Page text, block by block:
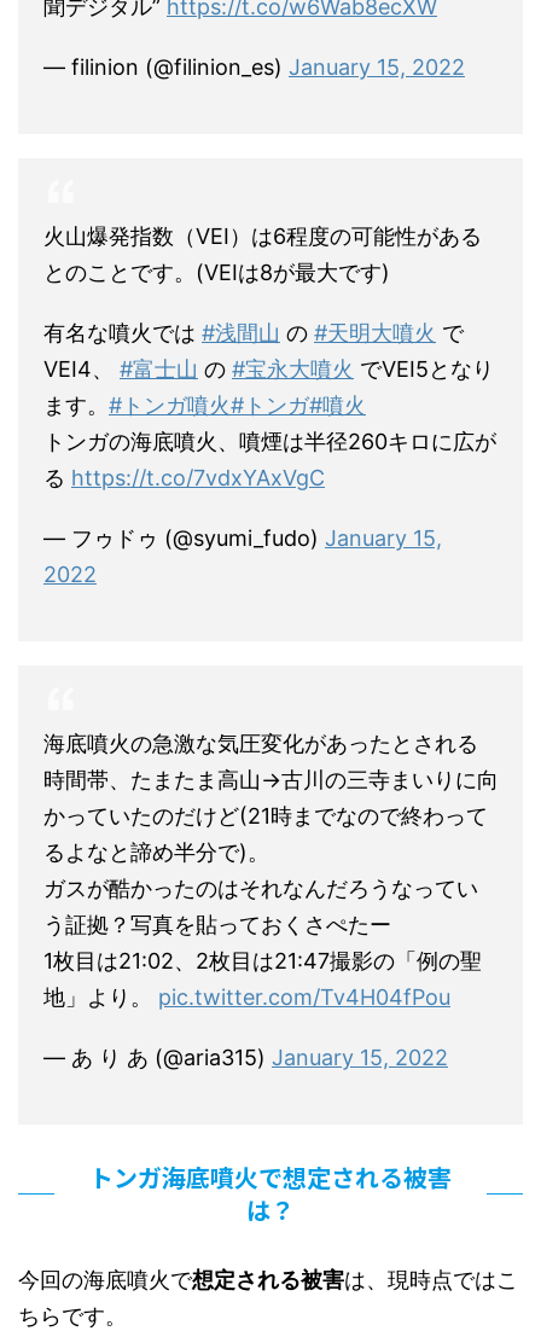
聞デジタル” https://t.co/w6Wab8ecXW
— filinion (@filinion_es) January 15, 2022
火山爆発指数（VEI）は6程度の可能性がある
とのことです。(VEIは8が最大です)
有名な噴火では #浅間山 の #天明大噴火 で
VEI4、 #富士山 の #宝永大噴火 でVEI5となり
ます。 #トンガ噴火#トンガ#噴火
トンガの海底噴火、噴煙は半径260キロに広が
る https://t.co/7vdxYAxVgC
— フゥドゥ (@syumi_fudo) January 15,
2022
海底噴火の急激な気圧変化があったとされる
時間帯、たまたま高山→古川の三寺まいりに向
かっていたのだけど(21時までなので終わって
るよなと諦め半分で)。
ガスが酷かったのはそれなんだろうなってい
う証拠？写真を貼っておくさぺたー
1枚目は21:02、2枚目は21:47撮影の「例の聖
地」より。 pic.twitter.com/Tv4H04fPou
— あ り あ (@aria315) January 15, 2022
トンガ海底噴火で想定される被害
は？
今回の海底噴火で想定される被害は、現時点ではこ
ちらです。